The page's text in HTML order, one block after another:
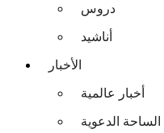
دروس
أناشيد
الأخبار
أخبار عالمية
الساحة الدعوية